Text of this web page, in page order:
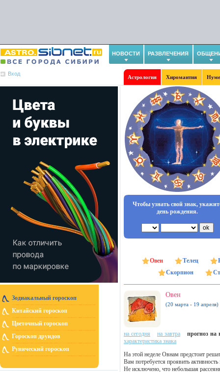
НОВОСТИ РАЗВЛЕЧЕНИЯ
Вход
Астрология Хиромантия
Зодиакальный гороскоп
Китайский гороскоп
Цветочный гороскоп
Гороскоп друидов
Рунический гороскоп
Чтобы узнать свой знак,
день рождения.
Овен Телец
Скорпион
Овен
(20 марта - 19 апреля)
на сегодня на завтра
прогноз на
характеристика знака
На этой неделе Овнам предстоит
Вам потребуется проявить
Не исключено, что небольшая